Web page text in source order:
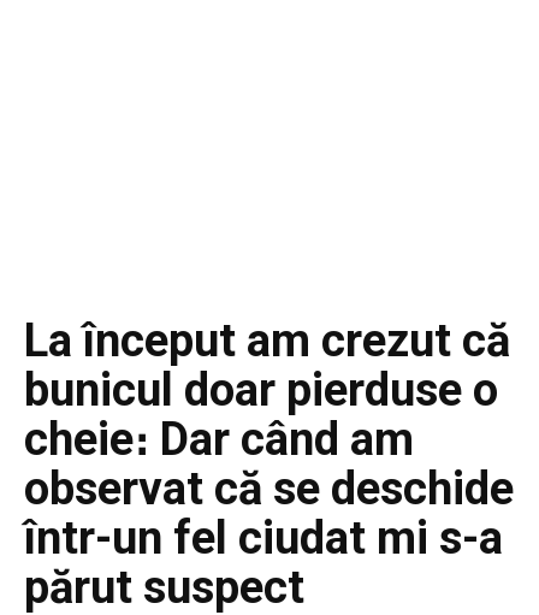
La început am crezut că
bunicul doar pierduse o
cheie։ Dar când am
observat că se deschide
într-un fel ciudat mi s-a
părut suspect